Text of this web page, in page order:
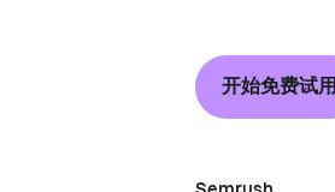
开始免费试用